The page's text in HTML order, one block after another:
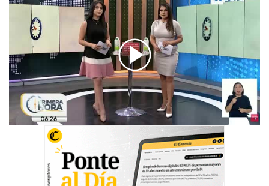
00:00 01:22